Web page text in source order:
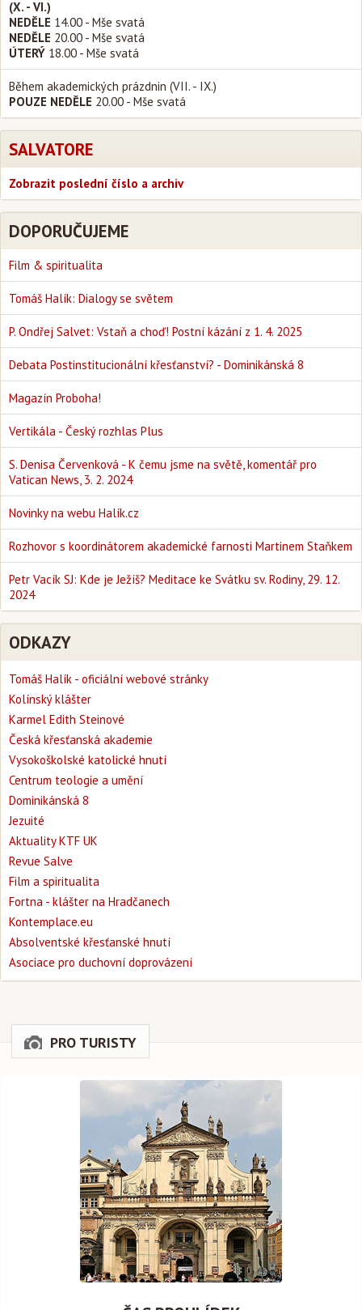
(X. - VI.)
NEDĚLE 14.00 - Mše svatá
NEDĚLE 20.00 - Mše svatá
ÚTERÝ 18.00 - Mše svatá
Během akademických prázdnin (VII. - IX.)
POUZE NEDĚLE 20.00 - Mše svatá
SALVATORE
Zobrazit poslední číslo a archiv
DOPORUČUJEME
Film & spiritualita
Tomáš Halík: Dialogy se světem
P. Ondřej Salvet: Vstaň a choď! Postní kázání z 1. 4. 2025
Debata Postinstitucionální křesťanství? - Dominikánská 8
Magazín Proboha!
Vertikála - Český rozhlas Plus
S. Denisa Červenková - K čemu jsme na světě, komentář pro
Vatican News, 3. 2. 2024
Novinky na webu Halík.cz
Rozhovor s koordinátorem akademické farnosti Martinem Staňkem
Petr Vacík SJ: Kde je Ježíš? Meditace ke Svátku sv. Rodiny, 29. 12.
2024
ODKAZY
Tomáš Halík - oficiální webové stránky
Kolínský klášter
Karmel Edith Steinové
Česká křesťanská akademie
Vysokoškolské katolické hnutí
Centrum teologie a umění
Dominikánská 8
Jezuité
Aktuality KTF UK
Revue Salve
Film a spiritualita
Fortna - klášter na Hradčanech
Kontemplace.eu
Absolventské křesťanské hnutí
Asociace pro duchovní doprovázení
PRO TURISTY